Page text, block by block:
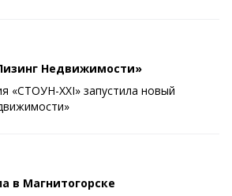
Недвижимости»
«СТОУН-XXI» запустила новый
в Магнитогорске